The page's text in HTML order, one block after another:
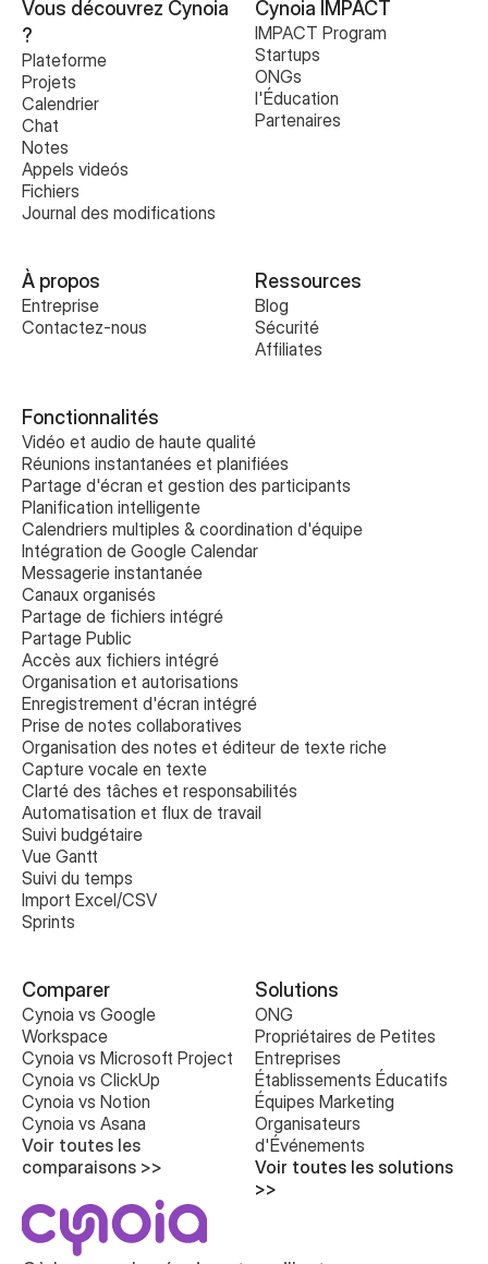
Vous découvrez Cynoia
?
Plateforme
Projets
Calendrier
Chat
Notes
Appels videós
Fichiers
Journal des modifications
Cynoia IMPACT
IMPACT Program
Startups
ONGs
l'Éducation
Partenaires
À propos
Entreprise
Contactez-nous
Ressources
Blog
Sécurité
Affiliates
Fonctionnalités
Vidéo et audio de haute qualité
Réunions instantanées et planifiées
Partage d'écran et gestion des participants
Planification intelligente
Calendriers multiples & coordination d'équipe
Intégration de Google Calendar
Messagerie instantanée
Canaux organisés
Partage de fichiers intégré
Partage Public
Accès aux fichiers intégré
Organisation et autorisations
Enregistrement d'écran intégré
Prise de notes collaboratives
Organisation des notes et éditeur de texte riche
Capture vocale en texte
Clarté des tâches et responsabilités
Automatisation et flux de travail
Suivi budgétaire
Vue Gantt
Suivi du temps
Import Excel/CSV
Sprints
Solutions
ONG
Propriétaires de Petites
Entreprises
Établissements Éducatifs
Équipes Marketing
Organisateurs
d'Événements
Voir toutes les solutions
>>
Comparer
Cynoia vs Google
Workspace
Cynoia vs Microsoft Project
Cynoia vs ClickUp
Cynoia vs Notion
Cynoia vs Asana
Voir toutes les
comparaisons >>